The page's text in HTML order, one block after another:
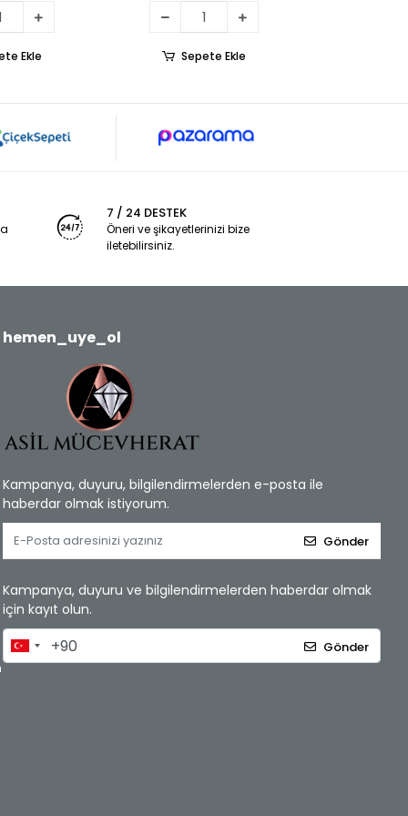
Ekle Sepete Ekle
7 / 24 DESTEK
Öneri ve şikayetlerinizi bize
iletebilirsiniz.
hemen_uye_ol
Kampanya, duyuru, bilgilendirmelerden e-posta ile
haberdar olmak istiyorum.
Gönder
Kampanya, duyuru ve bilgilendirmelerden haberdar olmak
için kayıt olun.
Gönder